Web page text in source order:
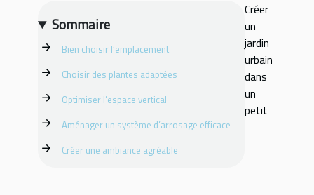
Sommaire
Bien choisir l’emplacement
Choisir des plantes adaptées
Optimiser l’espace vertical
Aménager un système d’arrosage efficace
Créer une ambiance agréable
Créer
un
jardin
urbain
dans
un
petit